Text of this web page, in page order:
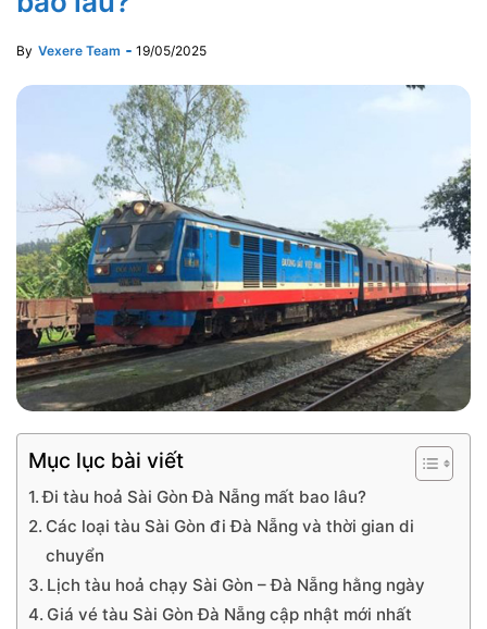
By Vexere Team 19/05/2025
Mục lục bài viết
Đi tàu hoả Sài Gòn Đà Nẵng mất bao lâu?
Các loại tàu Sài Gòn đi Đà Nẵng và thời gian di
chuyển
Lịch tàu hoả chạy Sài Gòn – Đà Nẵng hằng ngày
Giá vé tàu Sài Gòn Đà Nẵng cập nhật mới nhất